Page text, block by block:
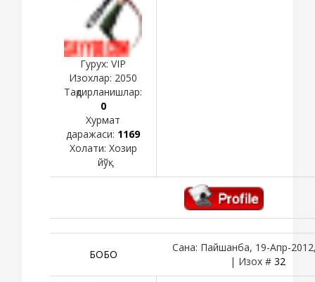
Гурух: VIP
Изохлар: 2050
Тақдирланишлар:
0
Хурмат
даражаси: 1169
Холати: Хозир
йўқ
БОБО
Сана: Пайшанба, 19-Апр-
| Изох # 32